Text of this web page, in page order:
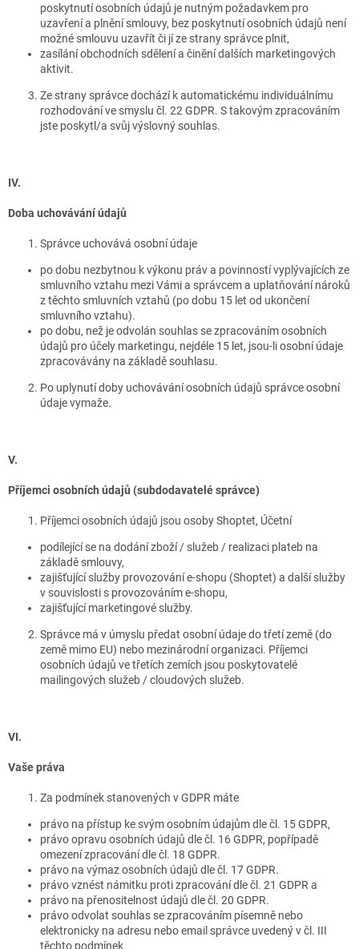
poskytnutí osobních údajů je nutným požadavkem pro
uzavření a plnění smlouvy, bez poskytnutí osobních údajů není
možné smlouvu uzavřít či jí ze strany správce plnit,
zasílání obchodních sdělení a činění dalších marketingových
aktivit.
Ze strany správce dochází k automatickému individuálnímu
rozhodování ve smyslu čl. 22 GDPR. S takovým zpracováním
jste poskytl/a svůj výslovný souhlas.
IV.
Doba uchovávání údajů
Správce uchovává osobní údaje
po dobu nezbytnou k výkonu práv a povinností vyplývajících ze
smluvního vztahu mezi Vámi a správcem a uplatňování nároků
z těchto smluvních vztahů (po dobu 15 let od ukončení
smluvního vztahu).
po dobu, než je odvolán souhlas se zpracováním osobních
údajů pro účely marketingu, nejdéle 15 let, jsou-li osobní údaje
zpracovávány na základě souhlasu.
Po uplynutí doby uchovávání osobních údajů správce osobní
údaje vymaže.
V.
Příjemci osobních údajů (subdodavatelé správce)
Příjemci osobních údajů jsou osoby Shoptet, Účetní
podílející se na dodání zboží / služeb / realizaci plateb na
základě smlouvy,
zajišťující služby provozování e-shopu (Shoptet) a další služby
v souvislosti s provozováním e-shopu,
zajišťující marketingové služby.
Správce má v úmyslu předat osobní údaje do třetí země (do
země mimo EU) nebo mezinárodní organizaci. Příjemci
osobních údajů ve třetích zemích jsou poskytovatelé
mailingových služeb / cloudových služeb.
VI.
Vaše práva
Za podmínek stanovených v GDPR máte
právo na přístup ke svým osobním údajům dle čl. 15 GDPR,
právo opravu osobních údajů dle čl. 16 GDPR, popřípadě
omezení zpracování dle čl. 18 GDPR.
právo na výmaz osobních údajů dle čl. 17 GDPR.
právo vznést námitku proti zpracování dle čl. 21 GDPR a
právo na přenositelnost údajů dle čl. 20 GDPR.
právo odvolat souhlas se zpracováním písemně nebo
elektronicky na adresu nebo email správce uvedený v čl. III
těchto podmínek.